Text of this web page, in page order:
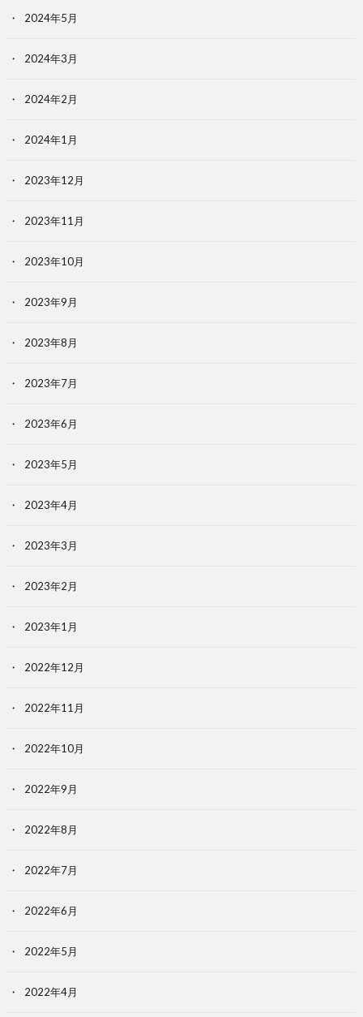
2024年5月
2024年3月
2024年2月
2024年1月
2023年12月
2023年11月
2023年10月
2023年9月
2023年8月
2023年7月
2023年6月
2023年5月
2023年4月
2023年3月
2023年2月
2023年1月
2022年12月
2022年11月
2022年10月
2022年9月
2022年8月
2022年7月
2022年6月
2022年5月
2022年4月